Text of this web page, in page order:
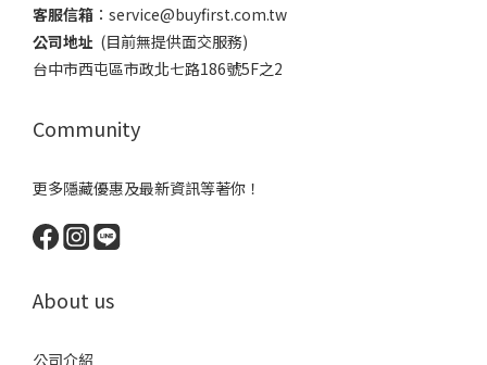
客服信箱 ：​service@buyfirst.com.tw
公司地址 (目前無提供面交服務) ​
台中市西屯區市政北七路186號5F之2
Community
更多隱藏優惠及最新資訊等著你！
About us
公司介紹